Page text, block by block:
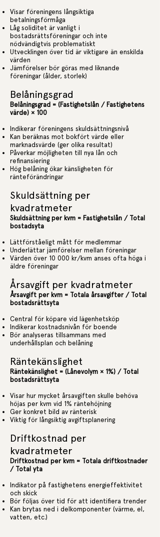
Visar föreningens långsiktiga
betalningsförmåga
Låg soliditet är vanligt i
bostadsrättsföreningar och inte
nödvändigtvis problematiskt
Utvecklingen över tid är viktigare än enskilda
värden
Jämförelser bör göras med liknande
föreningar (ålder, storlek)
Belåningsgrad
Belåningsgrad = (Fastighetslån / Fastighetens
värde) × 100
Indikerar föreningens skuldsättningsnivå
Kan beräknas mot bokfört värde eller
marknadsvärde (ger olika resultat)
Påverkar möjligheten till nya lån och
refinansiering
Hög belåning ökar känsligheten för
ränteförändringar
Skuldsättning per
kvadratmeter
Skuldsättning per kvm = Fastighetslån / Total
bostadsyta
Lättförståeligt mått för medlemmar
Underlättar jämförelser mellan föreningar
Värden över 10 000 kr/kvm anses ofta höga i
äldre föreningar
Årsavgift per kvadratmeter
Årsavgift per kvm = Totala årsavgifter / Total
bostadsrättsyta
Central för köpare vid lägenhetsköp
Indikerar kostnadsnivån för boende
Bör analyseras tillsammans med
underhållsplan och belåning
Räntekänslighet
Räntekänslighet = (Lånevolym × 1%) / Total
bostadsrättsyta
Visar hur mycket årsavgiften skulle behöva
höjas per kvm vid 1% räntehöjning
Ger konkret bild av ränterisk
Viktig för långsiktig avgiftsplanering
Driftkostnad per
kvadratmeter
Driftkostnad per kvm = Totala driftkostnader
/ Total yta
Indikator på fastighetens energieffektivitet
och skick
Bör följas över tid för att identifiera trender
Kan brytas ned i delkomponenter (värme, el,
vatten, etc.)